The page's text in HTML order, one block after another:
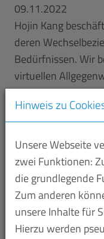
09.11.2022
Hojin Kang
deren
Bedürfnissen. Wir
virtuellen
Remote Arbeit,
endlose Feeds.
auf unser
mentalen Zustand
Meditation setzt
des Hierseins in
auseinander.
Mit Werken wie
Hinweis zu
Unsere Webseite
zwei Funktionen:
die grundlegende
Zum anderen
unsere Inhalte für
Hierzu werden